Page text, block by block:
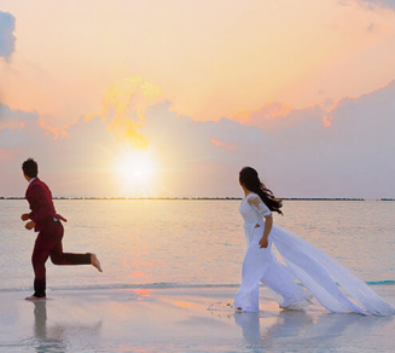
Dane Treningowe AI